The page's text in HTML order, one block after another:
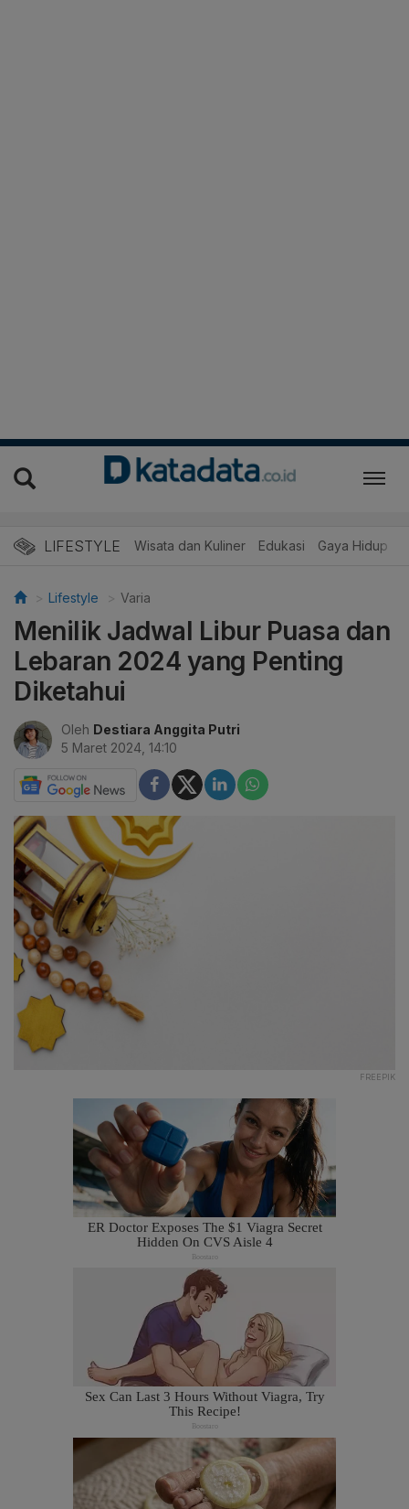
LIFESTYLE Wisata dan Kuliner Edukasi Gaya Hidup
Lifestyle Varia
Menilik Jadwal Libur Puasa dan
Lebaran 2024 yang Penting
Diketahui
Oleh Destiara Anggita Putri
5 Maret 2024, 14:10
FREEPIK